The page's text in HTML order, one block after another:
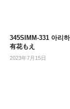
345SIMM-331 아리
有花もえ
2023年7月15日